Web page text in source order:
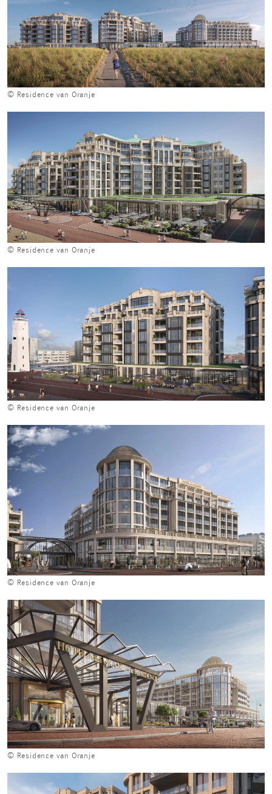
© Residence van Oranje
© Residence van Oranje
© Residence van Oranje
© Residence van Oranje
© Residence van Oranje